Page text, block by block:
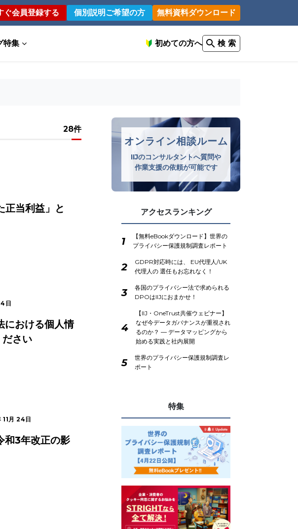
ぐ会員登録する 個別説明ご希望の方 無料資料ダウンロード
特集 初めての方へ 検 索
28件
当利益」と
日
における個人情
さい
11月 24日
和3年改正の影
オンライン相談ルーム
IIJのコンサルタントへ質問や
作業支援の依頼が可能です
アクセスランキング
1
【無料eBookダウンロード】世界の
プライバシー保護規制調査レポート
2
GDPR対応時には、 EU代理人/UK
代理人の 選任もお忘れなく！
3
各国のプライバシー法で求められる
DPOはIIJにおまかせ！
4
【IIJ・OneTrust共催ウェビナー】
なぜ今データガバナンスが重視され
るのか？ ― データマッピングから
始める実践と社内展開
5
世界のプライバシー保護規制調査レ
ポート
特集